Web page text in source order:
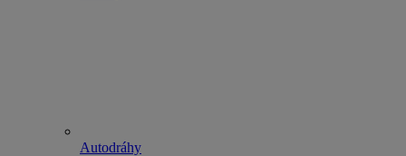
Autodráhy